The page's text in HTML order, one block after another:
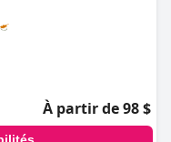
À partir de 98 $